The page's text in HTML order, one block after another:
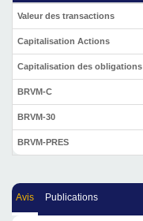
Valeur des transactions
Capitalisation Actions
Capitalisation des obligations
BRVM-C
BRVM-30
BRVM-PRES
Avis Publications